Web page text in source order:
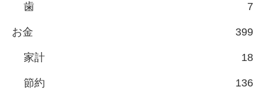
歯 7
お金 399
家計 18
節約 136